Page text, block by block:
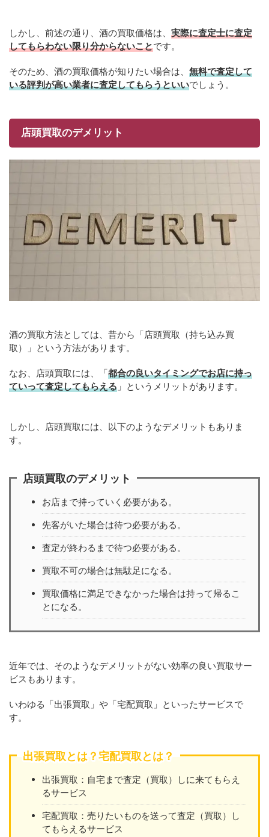
しかし、前述の通り、酒の買取価格は、 実際に査定士に査定
してもらわない限り分からないことです。
そのため、酒の買取価格が知りたい場合は、 無料で査定して
いる評判が高い業者に査定してもらうといいでしょう。
店頭買取のデメリット
酒の買取方法としては、昔から「店頭買取（持ち込み買
取）」という方法があります。
なお、店頭買取には、「都合の良いタイミングでお店に持っ
ていって査定してもらえる 」というメリットがあります。
しかし、店頭買取には、以下のようなデメリットもありま
す。
店頭買取のデメリット
お店まで持っていく必要がある。
先客がいた場合は待つ必要がある。
査定が終わるまで待つ必要がある。
買取不可の場合は無駄足になる。
買取価格に満足できなかった場合は持って帰るこ
とになる。
近年では、そのようなデメリットがない効率の良い買取サー
ビスもあります。
いわゆる「出張買取」や「宅配買取」といったサービスで
す。
出張買取とは？宅配買取とは？
出張買取：自宅まで査定（買取）しに来てもらえ
るサービス
宅配買取：売りたいものを送って査定（買取）し
てもらえるサービス